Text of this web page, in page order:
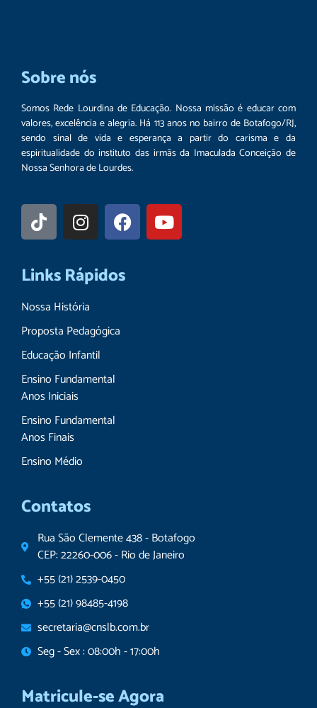
Sobre nós
Somos Rede Lourdina de Educação. Nossa missão é educar com
valores, excelência e alegria. Há 113 anos no bairro de Botafogo/RJ,
sendo sinal de vida e esperança a partir do carisma e da
espiritualidade do instituto das irmãs da Imaculada Conceição de
Nossa Senhora de Lourdes.
Links Rápidos
Nossa História
Proposta Pedagógica
Educação Infantil
Ensino Fundamental
Anos Iniciais
Ensino Fundamental
Anos Finais
Ensino Médio
Contatos
Rua São Clemente 438 - Botafogo
CEP: 22260-006 - Rio de Janeiro
+55 (21) 2539-0450
+55 (21) 98485-4198
secretaria@cnslb.com.br
Seg - Sex : 08:00h - 17:00h
Matricule-se Agora